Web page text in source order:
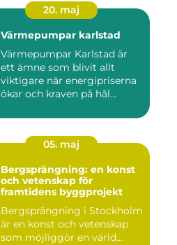
20. maj
Värmepumpar karlstad
Värmepumpar Karlstad är
ett ämne som blivit allt
viktigare när energipriserna
ökar och kraven på hål...
05. maj
Bergsprängning: en konst
och vetenskap för
framtidens byggprojekt
Bergsprängning i Stockholm
är en konst och vetenskap
som möjliggör en värld...